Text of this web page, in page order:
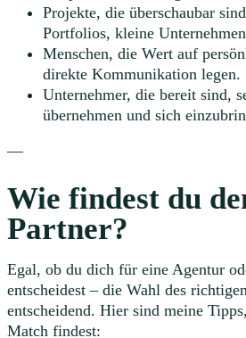
Projekte, die überschaubar
Portfolios, kleine
Menschen, die Wert auf
direkte Kommunikation legen.
Unternehmer, die bereit sind,
übernehmen und sich
—
Wie findest du
Partner?
Egal, ob du dich für eine Agentur
entscheidest – die Wahl des
entscheidend. Hier sind meine
Match findest: